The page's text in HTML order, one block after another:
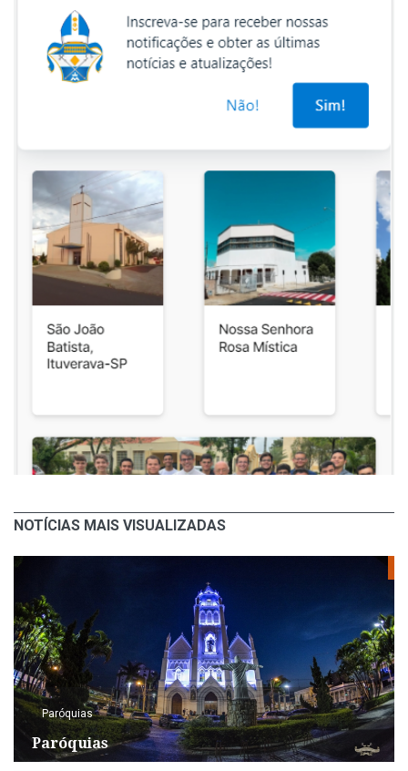
NOTÍCIAS MAIS VISUALIZADAS
Paróquias
Paróquias